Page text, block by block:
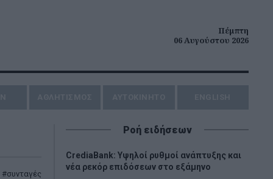
Πέμπτη
06 Αυγούστου 2026
συνταγές
Ροή ειδήσεων
CrediaBank: Υψηλοί ρυθμοί ανάπτυξης και
νέα ρεκόρ επιδόσεων στο εξάμηνο